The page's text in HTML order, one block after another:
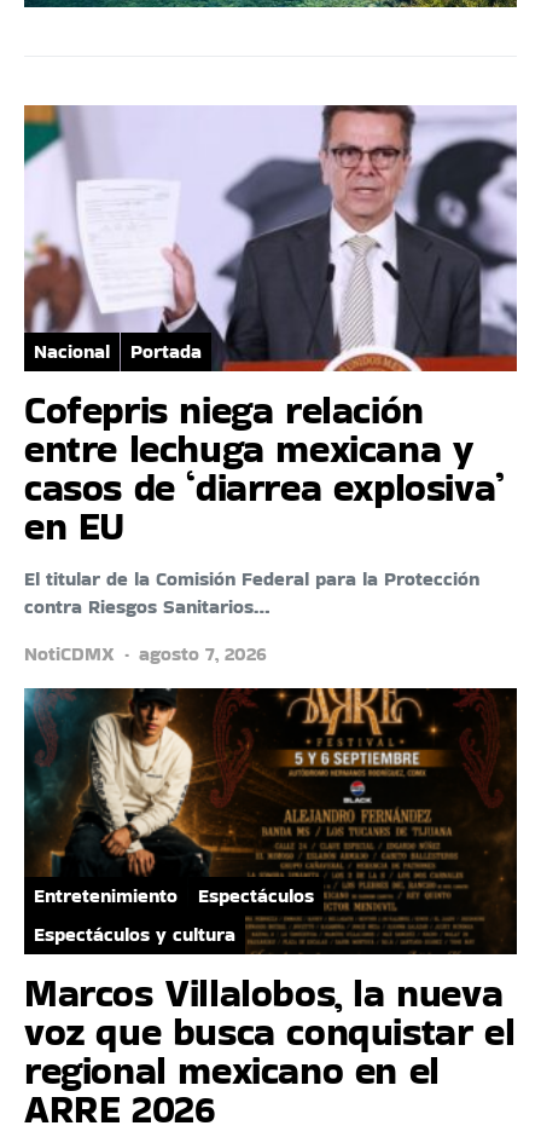
Nacional Portada
Cofepris niega relación
entre lechuga mexicana y
casos de ‘diarrea explosiva’
en EU
El titular de la Comisión Federal para la Protección
contra Riesgos Sanitarios…
NotiCDMX
agosto 7, 2026
Entretenimiento
Espectáculos
Espectáculos y cultura
Marcos Villalobos, la nueva
voz que busca conquistar el
regional mexicano en el
ARRE 2026